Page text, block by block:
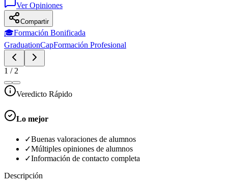
Ver Opiniones
Compartir
🎓Formación Bonificada
GraduationCapFormación Profesional
1 / 2
Veredicto Rápido
Lo mejor
✓Buenas valoraciones de alumnos
✓Múltiples opiniones de alumnos
✓Información de contacto completa
Descripción